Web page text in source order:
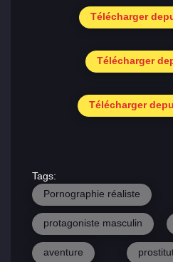
Principal
Télécharger
Télécharger
Télécharger
Tags:
Pornographie réaliste
protagoniste masculin
aventure